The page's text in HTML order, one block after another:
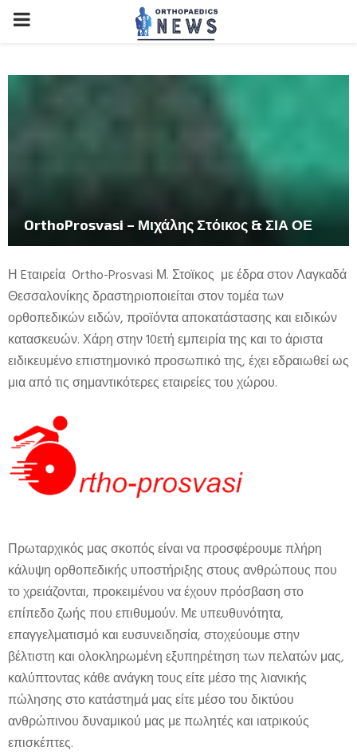
PRIMARY
OrthoProsvasi – Μιχάλης Στόικος & ΣΙΑ ΟΕ
Η Eταιρεία Ortho-Prosvasi Μ. Στοϊκος με έδρα στον Λαγκαδά
Θεσσαλονίκης δραστηριοποιείται στον τομέα των
ορθοπεδικών ειδών, προϊόντα αποκατάστασης και ειδικών
κατασκευών. Χάρη στην 10ετή εμπειρία της και το άριστα
ειδικευμένο επιστημονικό προσωπικό της, έχει εδραιωθεί ως
μια από τις σημαντικότερες εταιρείες του χώρου.
Πρωταρχικός μας σκοπός είναι να προσφέρουμε πλήρη
κάλυψη ορθοπεδικής υποστήριξης στους ανθρώπους που
το χρειάζονται, προκειμένου να έχουν πρόσβαση στο
επίπεδο ζωής που επιθυμούν. Με υπευθυνότητα,
επαγγελματισμό και ευσυνειδησία, στοχεύουμε στην
βέλτιστη και ολοκληρωμένη εξυπηρέτηση των πελατών μας,
καλύπτοντας κάθε ανάγκη τους είτε μέσο της λιανικής
πώλησης στο κατάστημά μας είτε μέσο του δικτύου
ανθρώπινου δυναμικού μας με πωλητές και ιατρικούς
επισκέπτες.